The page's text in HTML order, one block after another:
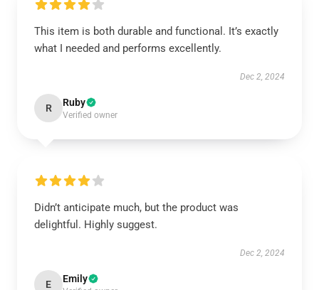
This item is both durable and functional. It’s exactly
what I needed and performs excellently.
Dec 2, 2024
R Ruby
Verified owner
Didn’t anticipate much, but the product was
delightful. Highly suggest.
Dec 2, 2024
E Emily